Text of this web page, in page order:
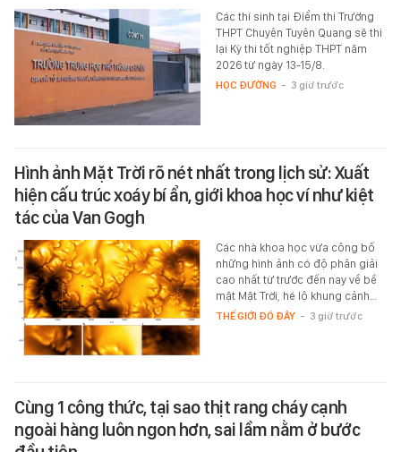
Các thí sinh tại Điểm thi Trường
THPT Chuyên Tuyên Quang sẽ thi
lại Kỳ thi tốt nghiệp THPT năm
2026 từ ngày 13-15/8.
HỌC ĐƯỜNG - 3 giờ trước
Hình ảnh Mặt Trời rõ nét nhất trong lịch sử: Xuất
hiện cấu trúc xoáy bí ẩn, giới khoa học ví như kiệt
tác của Van Gogh
Các nhà khoa học vừa công bố
những hình ảnh có độ phân giải
cao nhất từ trước đến nay về bề
mặt Mặt Trời, hé lộ khung cảnh…
THẾ GIỚI ĐÓ ĐÂY - 3 giờ trước
Cùng 1 công thức, tại sao thịt rang cháy cạnh
ngoài hàng luôn ngon hơn, sai lầm nằm ở bước